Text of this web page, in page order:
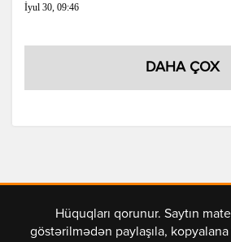
İyul 30, 09:46
DAHA ÇOX
Hüquqları qorunur. Saytın
göstərilmədən paylaşıla,